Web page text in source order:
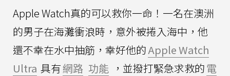
Apple Watch真的可以救你一命！一名在澳洲
的男子在海灘衝浪時，意外被捲入海中，他
還不幸在水中抽筋，幸好他的Apple Watch
Ultra 具有網路 功能 ，並撥打緊急求救的電